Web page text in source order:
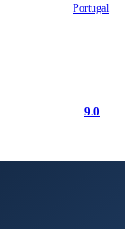
Portugal
9.0